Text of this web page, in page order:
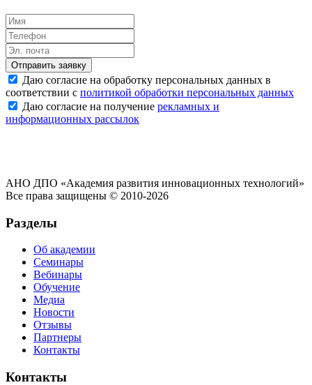
Отправить заявку
Даю согласие на обработку персональных данных в
соответствии с политикой обработки персональных данных
Даю согласие на получение рекламных и
информационных рассылок
АНО ДПО «Академия развития инновационных технологий»
Все права защищены © 2010-2026
Разделы
Об академии
Семинары
Вебинары
Обучение
Медиа
Новости
Отзывы
Партнеры
Контакты
Контакты